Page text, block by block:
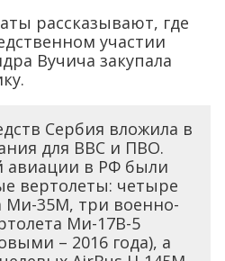
рассказывают, где
участии
Вучича закупала
Сербия вложила в
для ВВС и ПВО.
авиации в РФ были
вертолеты: четыре
Ми-35М, три военно-
Ми-17В-5
– 2016 года), а